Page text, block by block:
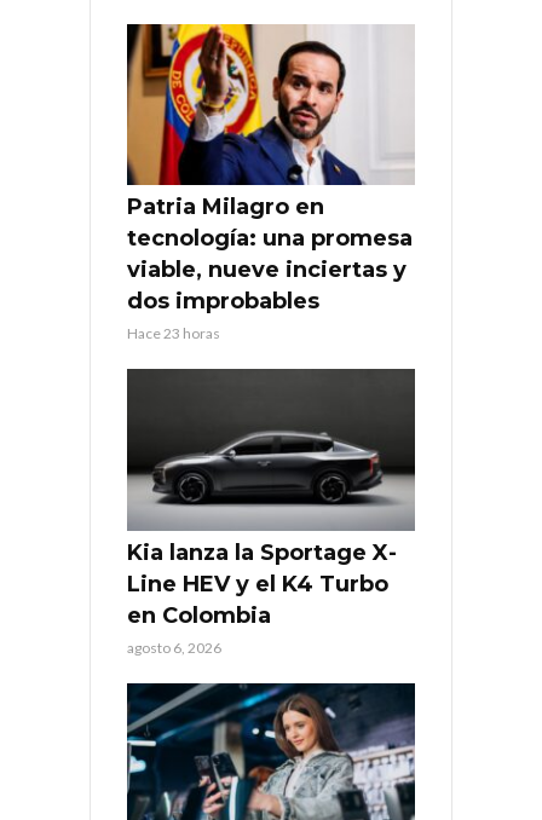
Patria Milagro en
tecnología: una promesa
viable, nueve inciertas y
dos improbables
Hace 23 horas
Kia lanza la Sportage X-
Line HEV y el K4 Turbo
en Colombia
agosto 6, 2026